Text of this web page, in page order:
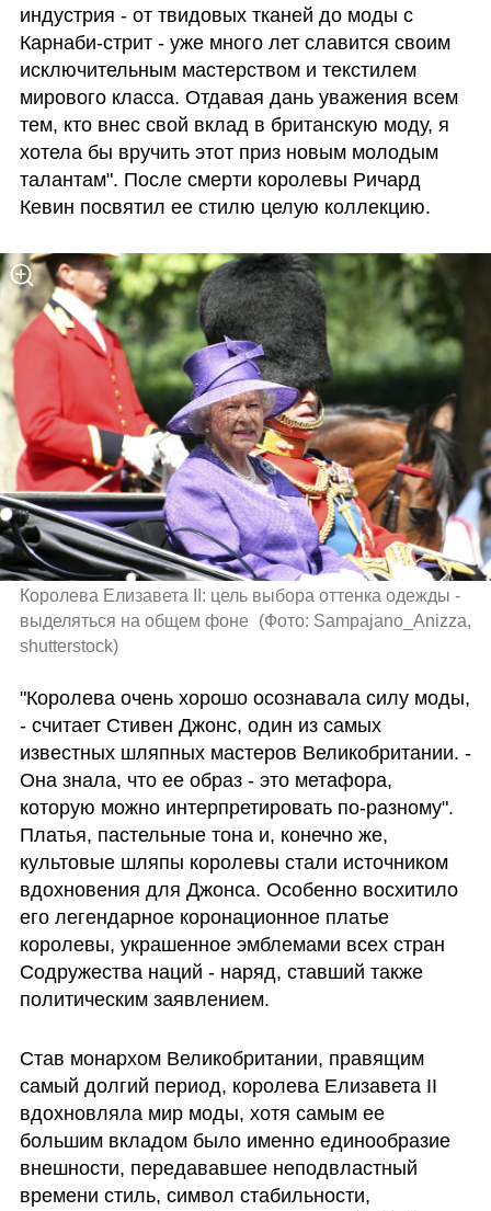
индустрия - от твидовых тканей до моды с
Карнаби-стрит - уже много лет славится своим
исключительным мастерством и текстилем
мирового класса. Отдавая дань уважения всем
тем, кто внес свой вклад в британскую моду, я
хотела бы вручить этот приз новым молодым
талантам". После смерти королевы Ричард
Кевин посвятил ее стилю целую коллекцию.
Королева Елизавета II: цель выбора оттенка одежды -
выделяться на общем фоне
(Фото: Sampajano_Anizza,
shutterstock)
"Королева очень хорошо осознавала силу моды,
- считает Стивен Джонс, один из самых
известных шляпных мастеров Великобритании. -
Она знала, что ее образ - это метафора,
которую можно интерпретировать по-разному".
Платья, пастельные тона и, конечно же,
культовые шляпы королевы стали источником
вдохновения для Джонса. Особенно восхитило
его легендарное коронационное платье
королевы, украшенное эмблемами всех стран
Содружества наций - наряд, ставший также
политическим заявлением.
Став монархом Великобритании, правящим
самый долгий период, королева Елизавета II
вдохновляла мир моды, хотя самым ее
большим вкладом было именно единообразие
внешности, передававшее неподвластный
времени стиль, символ стабильности,